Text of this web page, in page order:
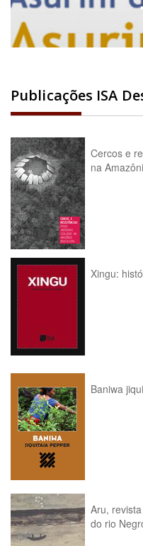
Publicações ISA
Cercos e
na
Xingu:
Baniwa
Aru,
do rio